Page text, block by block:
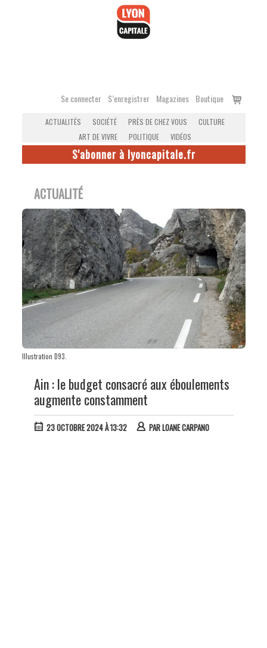
Se connecter S’enregistrer Magazines Boutique
Voir
ACTUALITÉS SOCIÉTÉ PRÈS DE CHEZ VOUS
CULTURE
ART DE VIVRE
POLITIQUE VIDÉOS
S'abonner à lyoncapitale.fr
ACTUALITÉ
Illustration D93.
Ain : le budget consacré aux éboulements
augmente constamment
23 OCTOBRE 2024 À 13:32 PARLOANE CARPANO